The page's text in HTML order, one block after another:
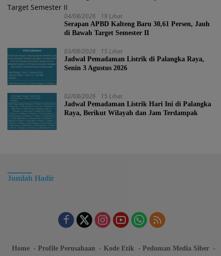
04/08/2026 19 Lihat
Serapan APBD Kalteng Baru 30,61 Persen, Jauh
di Bawah Target Semester II
03/08/2026 15 Lihat
Jadwal Pemadaman Listrik di Palangka Raya,
Senin 3 Agustus 2026
02/08/2026 15 Lihat
Jadwal Pemadaman Listrik Hari Ini di Palangka
Raya, Berikut Wilayah dan Jam Terdampak
Jumlah Hadir
Home Profile Perusahaan Kode Etik
Pedoman Media Siber